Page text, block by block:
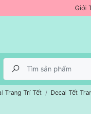
Giới
Trang Trí Tết Decal Tết